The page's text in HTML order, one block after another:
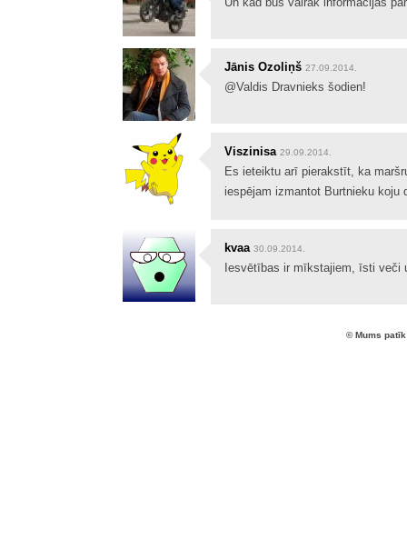
Jānis Ozoliņš 27.09.2014.
@Valdis Dravnieks šodien!
Viszinisa 29.09.2014.
Es ieteiktu arī pierakstīt, ka
iespējam izmantot Burtnieku koju
kvaa 30.09.2014.
Iesvētības ir mīkstajiem, īsti veči
© Mums